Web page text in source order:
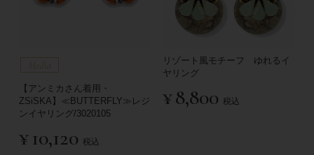
【アンミカさん着用・
ZSiSKA】≪BUTTERFLY≫レジ
ンイヤリング/3020105
¥ 10,120 税込
リゾート風モチーフ ゆれるイ
ヤリング
¥8,800 税込